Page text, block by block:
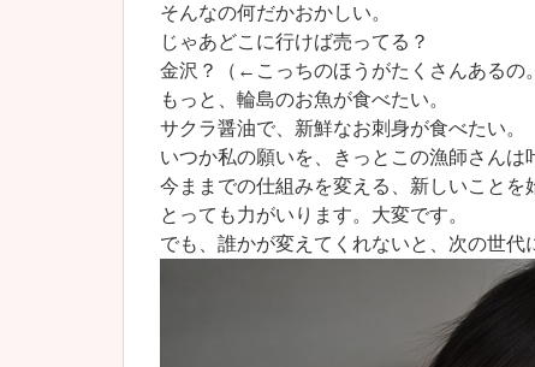
そんなの何だかおかしい。
じゃあどこに行けば売ってる？
金沢？（←こっちのほうがたくさんあるの
もっと、輪島のお魚が食べたい。
サクラ醤油で、新鮮なお刺身が食べたい。
いつか私の願いを、きっとこの漁師さんは
今ままでの仕組みを変える、新しいことを
とっても力がいります。大変です。
でも、誰かが変えてくれないと、次の世代